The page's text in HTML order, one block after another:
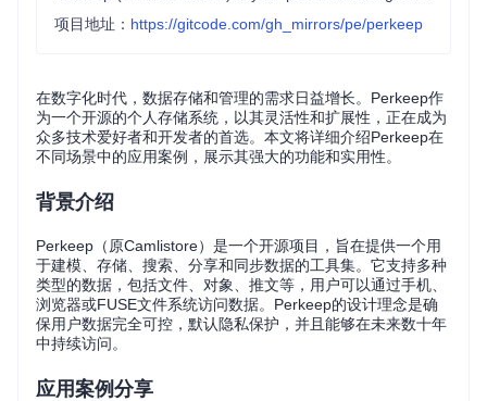
项目地址： https://gitcode.com/gh_mirrors/pe/perkeep
在数字化时代，数据存储和管理的需求日益增长。Perkeep作
为一个开源的个人存储系统，以其灵活性和扩展性，正在成为
众多技术爱好者和开发者的首选。本文将详细介绍Perkeep在
不同场景中的应用案例，展示其强大的功能和实用性。
背景介绍
Perkeep（原Camlistore）是一个开源项目，旨在提供一个用
于建模、存储、搜索、分享和同步数据的工具集。它支持多种
类型的数据，包括文件、对象、推文等，用户可以通过手机、
浏览器或FUSE文件系统访问数据。Perkeep的设计理念是确
保用户数据完全可控，默认隐私保护，并且能够在未来数十年
中持续访问。
应用案例分享